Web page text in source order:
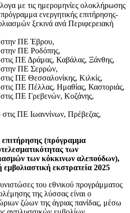
με τις ημερομηνίες ολοκλήρωσης
ενεργητικής επιτήρησης-
ξεκινά ανά Περιφερειακή
στην ΠΕ Έβρου,
ΠΕ Ροδόπης,
ΠΕ Δράμας, Καβάλας, Ξάνθης,
στην ΠΕ Σερρών,
ΠΕ Θεσσαλονίκης, Κιλκίς,
ΠΕ Πέλλας, Ημαθίας, Καστοριάς,
ΠΕ Γρεβενών, Κοζάνης,
ΠΕ Ιωαννίνων, Πρέβεζας,
επιτήρησης (πρόγραμμα
των
των κόκκινων αλεπούδων),
εκστρατεία 2025
του εθνικού προγράμματος
της λύσσας είναι ο
ζώων της άγριας πανίδας, μέσω